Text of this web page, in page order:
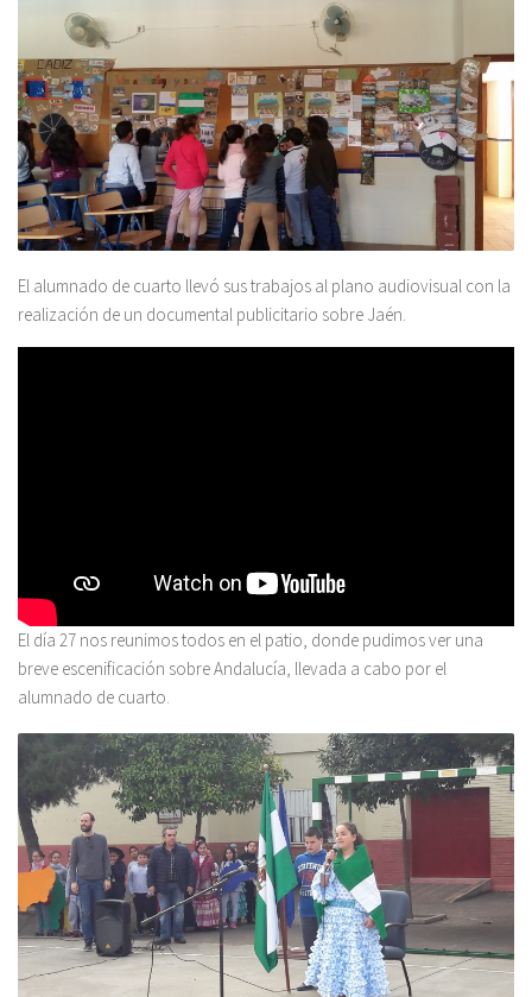
El alumnado de cuarto llevó sus trabajos al plano audiovisual con la
realización de un documental publicitario sobre Jaén.
El día 27 nos reunimos todos en el patio, donde pudimos ver una
breve escenificación sobre Andalucía, llevada a cabo por el
alumnado de cuarto.